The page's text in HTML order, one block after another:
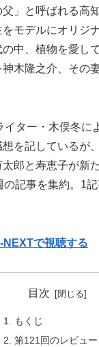
父」と呼ばれる高
モデルにオリジ
中、植物を愛し
木隆之介、その
イター・木俣冬に
を記しているが
郎と寿恵子が新
記事を集約。1
NEXTで視聴する
目次
もくじ
第121回のレビュー